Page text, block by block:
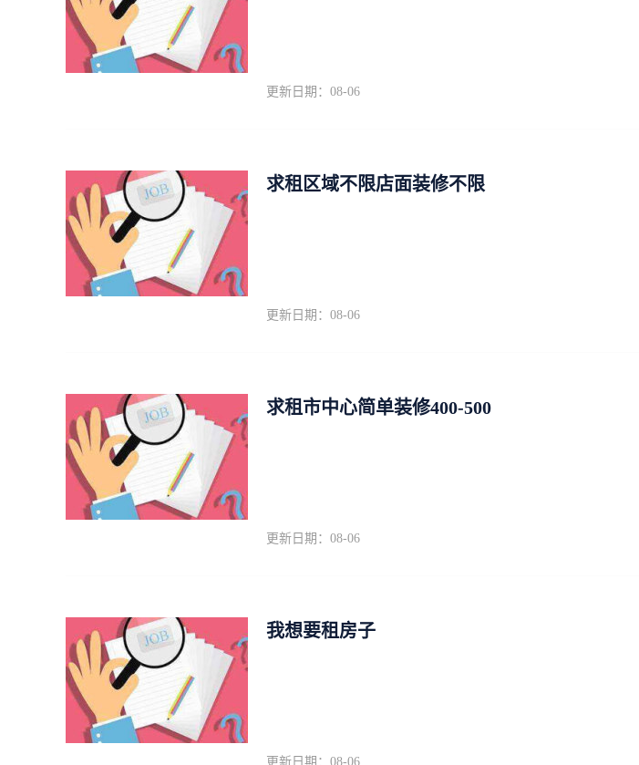
更新日期：08-06
求租区域不限店面装修不限
更新日期：08-06
求租市中心简单装修400-500
更新日期：08-06
我想要租房子
更新日期：08-06